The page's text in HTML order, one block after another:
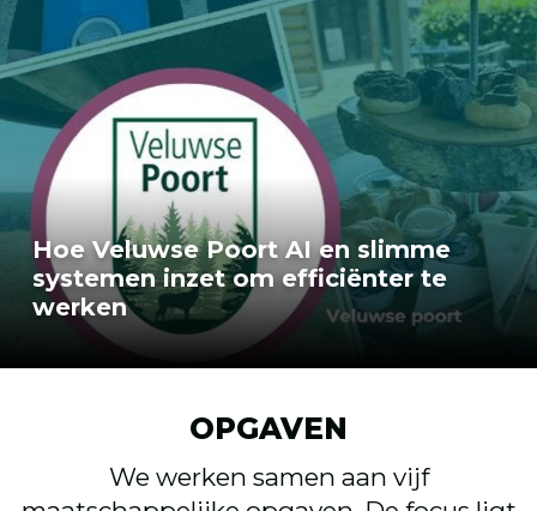
Hoe Veluwse Poort AI en slimme
systemen inzet om efficiënter te
werken
OPGAVEN
We werken samen aan vijf